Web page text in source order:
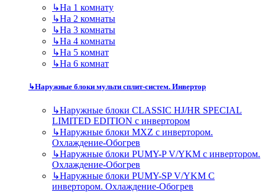
↳На 1 комнату
↳На 2 комнаты
↳На 3 комнаты
↳На 4 комнаты
↳На 5 комнат
↳На 6 комнат
↳Наружные блоки мульти сплит-систем. Инвертор
↳Наружные блоки CLASSIC HJ/HR SPECIAL
LIMITED EDITION с инвертором
↳Наружные блоки MXZ с инвертором.
Охлаждение-Обогрев
↳Наружные блоки PUMY-P V/YKM с инвертором.
Охлаждение-Обогрев
↳Наружные блоки PUMY-SP V/YKM С
инвертором. Охлаждение-Обогрев